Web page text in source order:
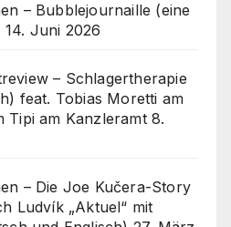
– Bubblejournaille (eine
14. Juni 2026
– Schlagertherapie
feat. Tobias Moretti am
Tipi am Kanzleramt 8.
– Die Joe Kučera-Story
Ludvík „Aktuel“ mit